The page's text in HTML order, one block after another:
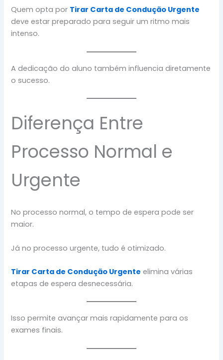
Quem opta por Tirar Carta de Condução Urgente
deve estar preparado para seguir um ritmo mais
intenso.
A dedicação do aluno também influencia diretamente
o sucesso.
Diferença Entre
Processo Normal e
Urgente
No processo normal, o tempo de espera pode ser
maior.
Já no processo urgente, tudo é otimizado.
Tirar Carta de Condução Urgente elimina várias
etapas de espera desnecessária.
Isso permite avançar mais rapidamente para os
exames finais.